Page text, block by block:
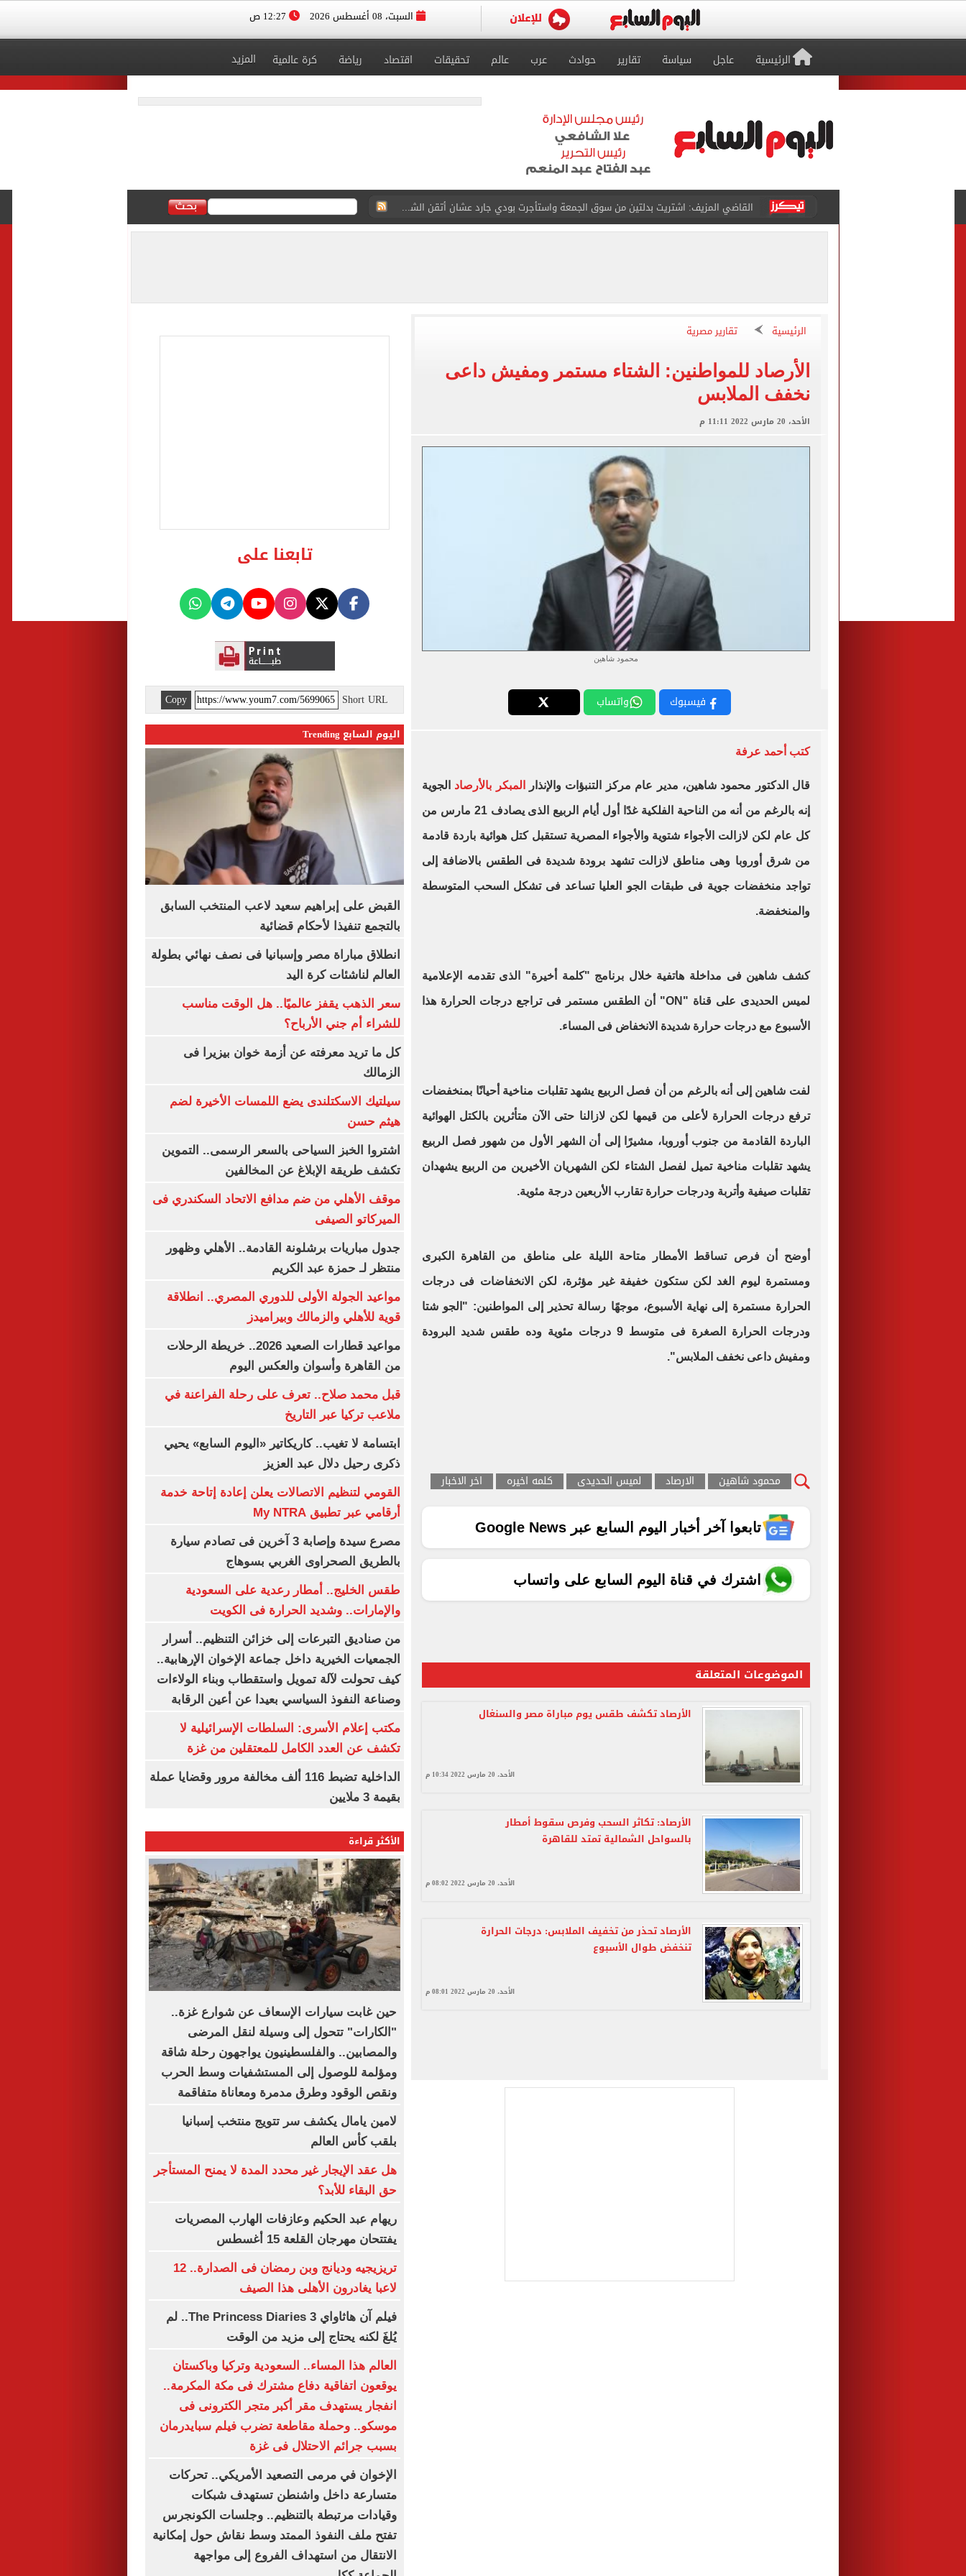
السبت، 08 أغسطس 2026
الرئيسية عاجل سياسة تقارير حوادث عرب عالم تحقيقات اقتصاد رياضة كرة عالمية المزيد
برشلونة يطرح تذاكر مواجهة الأهلي على كأس خوان جامبر
طرابزون سبور ينفي الحجز على مستحقات محمد صلاح
الكشف عن قصر محمد صلاح الفاخر فى طرابزون.. صور
الاتحاد التركي يمنح طرابزون سبور رخصة مشاركة محمد صلاح
الرئيسية تقارير مصرية
الأرصاد للمواطنين: الشتاء مستمر ومفيش داعى
نخفف الملابس
الأحد، 20 مارس 2022 11:11 م
محمود شاهين
فيسبوك واتساب
كتب أحمد عرفة
قال الدكتور محمود شاهين، مدير عام مركز التنبؤات والإنذار المبكر بالأرصاد الجوية
إنه بالرغم من أنه من الناحية الفلكية غدًا أول أيام الربيع الذى يصادف 21 مارس من
كل عام لكن لازالت الأجواء شتوية والأجواء المصرية تستقبل كتل هوائية باردة قادمة
من شرق أوروبا وهى مناطق لازالت تشهد برودة شديدة فى الطقس بالاضافة إلى
تواجد منخفضات جوية فى طبقات الجو العليا تساعد فى تشكل السحب المتوسطة
والمنخفضة.
كشف شاهين فى مداخلة هاتفية خلال برنامج "كلمة أخيرة" الذى تقدمه الإعلامية
لميس الحديدى على قناة "ON" أن الطقس مستمر فى تراجع درجات الحرارة هذا
الأسبوع مع درجات حرارة شديدة الانخفاض فى المساء.
لفت شاهين إلى أنه بالرغم من أن فصل الربيع يشهد تقلبات مناخية أحيانًا بمنخفضات
ترفع درجات الحرارة لأعلى من قيمها لكن لازالنا حتى الآن متأثرين بالكتل الهوائية
الباردة القادمة من جنوب أوروبا، مشيرًا إلى أن الشهر الأول من شهور فصل الربيع
يشهد تقلبات مناخية تميل لفصل الشتاء لكن الشهريان الأخيرين من الربيع يشهدان
تقلبات صيفية وأتربة ودرجات حرارة تقارب الأربعين درجة مئوية.
أوضح أن فرص تساقط الأمطار متاحة الليلة على مناطق من القاهرة الكبرى
ومستمرة ليوم الغد لكن ستكون خفيفة غير مؤثرة، لكن الانخفاضات فى درجات
الحرارة مستمرة إلى نهاية الأسبوع، موجهًا رسالة تحذير إلى المواطنين: "الجو شتا
ودرجات الحرارة الصغرة فى متوسط 9 درجات مئوية وده طقس شديد البرودة
ومفيش داعى نخفف الملابس".
محمود شاهين الارصاد لميس الحديدى كلمه اخيره اخر الاخبار
تابعوا آخر أخبار اليوم السابع عبر Google News
اشترك في قناة اليوم السابع على واتساب
الموضوعات المتعلقة
الأرصاد تكشف طقس يوم مباراة مصر والسنغال
الأحد، 20 مارس 2022 10:34 م
الأرصاد: تكاثر السحب وفرص سقوط أمطار
بالسواحل الشمالية تمتد للقاهرة
الأحد، 20 مارس 2022 08:02 م
الأرصاد تحذر من تخفيف الملابس: درجات الحرارة
تنخفض طوال الأسبوع
الأحد، 20 مارس 2022 08:01 م
تابعنا على
Short URL
Copy
اليوم السابع Trending
القبض على إبراهيم سعيد لاعب المنتخب السابق
بالتجمع تنفيذا لأحكام قضائية
انطلاق مباراة مصر وإسبانيا فى نصف نهائي بطولة
العالم لناشئات كرة اليد
سعر الذهب يقفز عالميًا.. هل الوقت مناسب
للشراء أم جني الأرباح؟
كل ما تريد معرفته عن أزمة خوان بيزيرا فى
الزمالك
سيلتيك الاسكتلندى يضع اللمسات الأخيرة لضم
هيثم حسن
اشتروا الخبز السياحى بالسعر الرسمى.. التموين
تكشف طريقة الإبلاغ عن المخالفين
موقف الأهلي من ضم مدافع الاتحاد السكندري فى
الميركاتو الصيفى
جدول مباريات برشلونة القادمة.. الأهلي وظهور
منتظر لـ حمزة عبد الكريم
مواعيد الجولة الأولى للدوري المصري.. انطلاقة
قوية للأهلي والزمالك وبيراميدز
مواعيد قطارات الصعيد 2026.. خريطة الرحلات
من القاهرة وأسوان والعكس اليوم
قبل محمد صلاح.. تعرف على رحلة الفراعنة في
ملاعب تركيا عبر التاريخ
ابتسامة لا تغيب.. كاريكاتير «اليوم السابع» يحيي
ذكرى رحيل دلال عبد العزيز
القومي لتنظيم الاتصالات يعلن إعادة إتاحة خدمة
أرقامي عبر تطبيق My NTRA
مصرع سيدة وإصابة 3 آخرين فى تصادم سيارة
بالطريق الصحراوى الغربي بسوهاج
طقس الخليج.. أمطار رعدية على السعودية
والإمارات.. وشديد الحرارة فى الكويت
من صناديق التبرعات إلى خزائن التنظيم.. أسرار
الجمعيات الخيرية داخل جماعة الإخوان الإرهابية..
كيف تحولت لآلة تمويل واستقطاب وبناء الولاءات
وصناعة النفوذ السياسي بعيدا عن أعين الرقابة
مكتب إعلام الأسرى: السلطات الإسرائيلية لا
تكشف عن العدد الكامل للمعتقلين من غزة
الداخلية تضبط 116 ألف مخالفة مرور وقضايا عملة
بقيمة 3 ملايين
الأكثر قراءة
حين غابت سيارات الإسعاف عن شوارع غزة..
"الكارات" تتحول إلى وسيلة لنقل المرضى
والمصابين.. والفلسطينيون يواجهون رحلة شاقة
ومؤلمة للوصول إلى المستشفيات وسط الحرب
ونقص الوقود وطرق مدمرة ومعاناة متفاقمة
لامين يامال يكشف سر تتويج منتخب إسبانيا
بلقب كأس العالم
هل عقد الإيجار غير محدد المدة لا يمنح المستأجر
حق البقاء للأبد؟
ريهام عبد الحكيم وعازفات الهارب المصريات
يفتتحان مهرجان القلعة 15 أغسطس
تريزيجيه وديانج وبن رمضان فى الصدارة.. 12
لاعبا يغادرون الأهلى هذا الصيف
فيلم آن هاثاواي The Princess Diaries 3.. لم
يُلغَ لكنه يحتاج إلى مزيد من الوقت
العالم هذا المساء.. السعودية وتركيا وباكستان
يوقعون اتفاقية دفاع مشترك فى مكة المكرمة..
انفجار يستهدف مقر أكبر متجر الكترونى فى
موسكو.. وحملة مقاطعة تضرب فيلم سبايدرمان
بسبب جرائم الاحتلال فى غزة
الإخوان في مرمى التصعيد الأمريكي.. تحركات
متسارعة داخل واشنطن تستهدف شبكات
وقيادات مرتبطة بالتنظيم.. وجلسات الكونجرس
تفتح ملف النفوذ الممتد وسط نقاش حول إمكانية
الانتقال من استهداف الفروع إلى مواجهة